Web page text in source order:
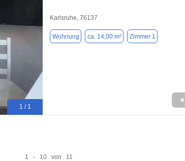
1 / 1
Karlsruhe, 76137
Wohnung ca. 14,00 m² Zimmer 1
★
1 - 10 von 11